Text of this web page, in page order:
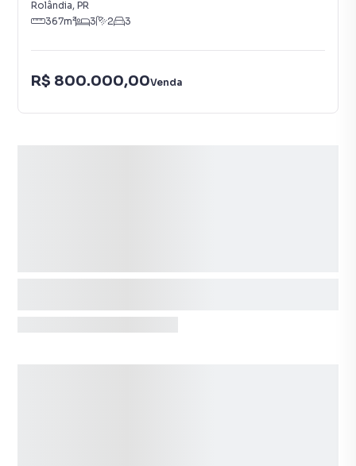
Rolândia, PR
367m² 3 2 3
R$ 800.000,00Venda